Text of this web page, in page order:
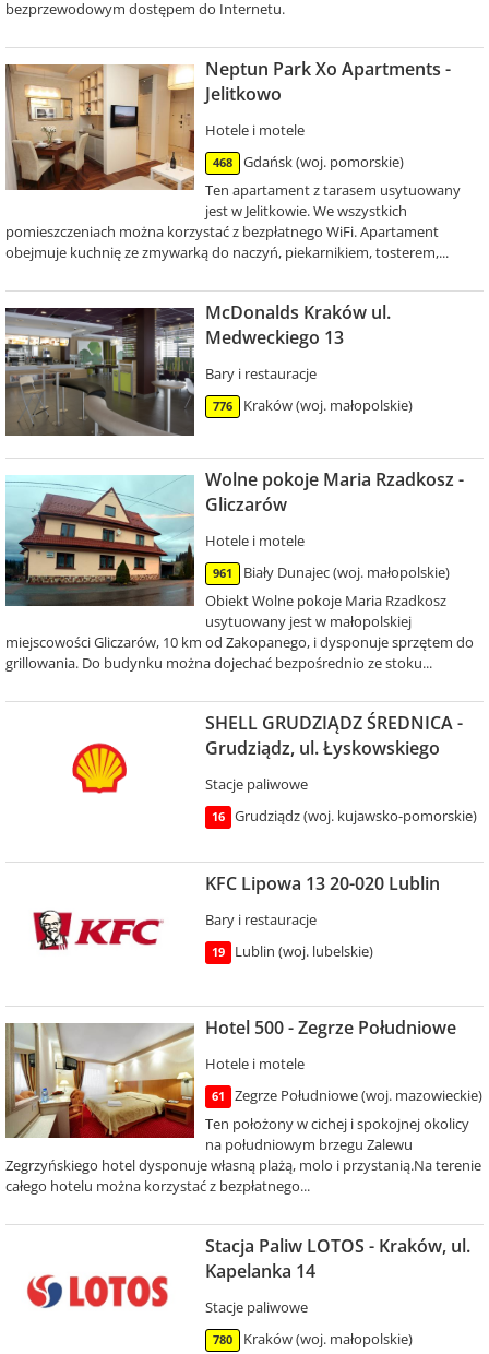
bezprzewodowym dostępem do Internetu.
Neptun Park Xo Apartments -
Jelitkowo
Hotele i motele
468
Gdańsk (woj. pomorskie)
Ten apartament z tarasem usytuowany
jest w Jelitkowie. We wszystkich
pomieszczeniach można korzystać z bezpłatnego WiFi. Apartament
obejmuje kuchnię ze zmywarką do naczyń, piekarnikiem, tosterem,...
McDonalds Kraków ul.
Medweckiego 13
Bary i restauracje
776 Kraków (woj. małopolskie)
Wolne pokoje Maria Rzadkosz -
Gliczarów
Hotele i motele
961
Biały Dunajec (woj. małopolskie)
Obiekt Wolne pokoje Maria Rzadkosz
usytuowany jest w małopolskiej
miejscowości Gliczarów, 10 km od Zakopanego, i dysponuje sprzętem do
grillowania. Do budynku można dojechać bezpośrednio ze stoku...
SHELL GRUDZIĄDZ ŚREDNICA -
Grudziądz, ul. Łyskowskiego
Stacje paliwowe
16 Grudziądz (woj. kujawsko-pomorskie)
KFC Lipowa 13 20-020 Lublin
Bary i restauracje
19 Lublin (woj. lubelskie)
Hotel 500 - Zegrze Południowe
Hotele i motele
61
Zegrze Południowe (woj. mazowieckie)
Ten położony w cichej i spokojnej okolicy
na południowym brzegu Zalewu
Zegrzyńskiego hotel dysponuje własną plażą, molo i przystanią.Na terenie
całego hotelu można korzystać z bezpłatnego...
Stacja Paliw LOTOS - Kraków, ul.
Kapelanka 14
Stacje paliwowe
780 Kraków (woj. małopolskie)